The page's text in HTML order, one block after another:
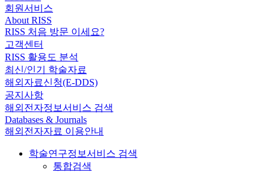
회원서비스
About RISS
RISS 처음 방문 이세요?
고객센터
RISS 활용도 분석
최신/인기 학술자료
해외자료신청(E-DDS)
공지사항
해외전자정보서비스 검색
Databases & Journals
해외전자자료 이용안내
학술연구정보서비스 검색
통합검색